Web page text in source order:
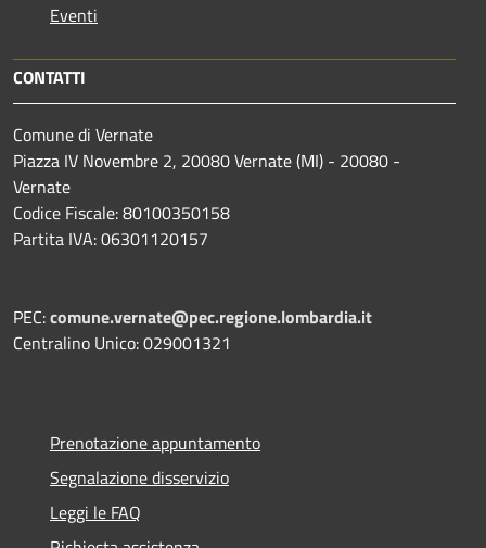
Eventi
CONTATTI
Comune di Vernate
Piazza IV Novembre 2, 20080 Vernate (MI) - 20080 -
Vernate
Codice Fiscale: 80100350158
Partita IVA: 06301120157
PEC:comune.vernate@pec.regione.lombardia.it
Centralino Unico: 029001321
Prenotazione appuntamento
Segnalazione disservizio
Leggi le FAQ